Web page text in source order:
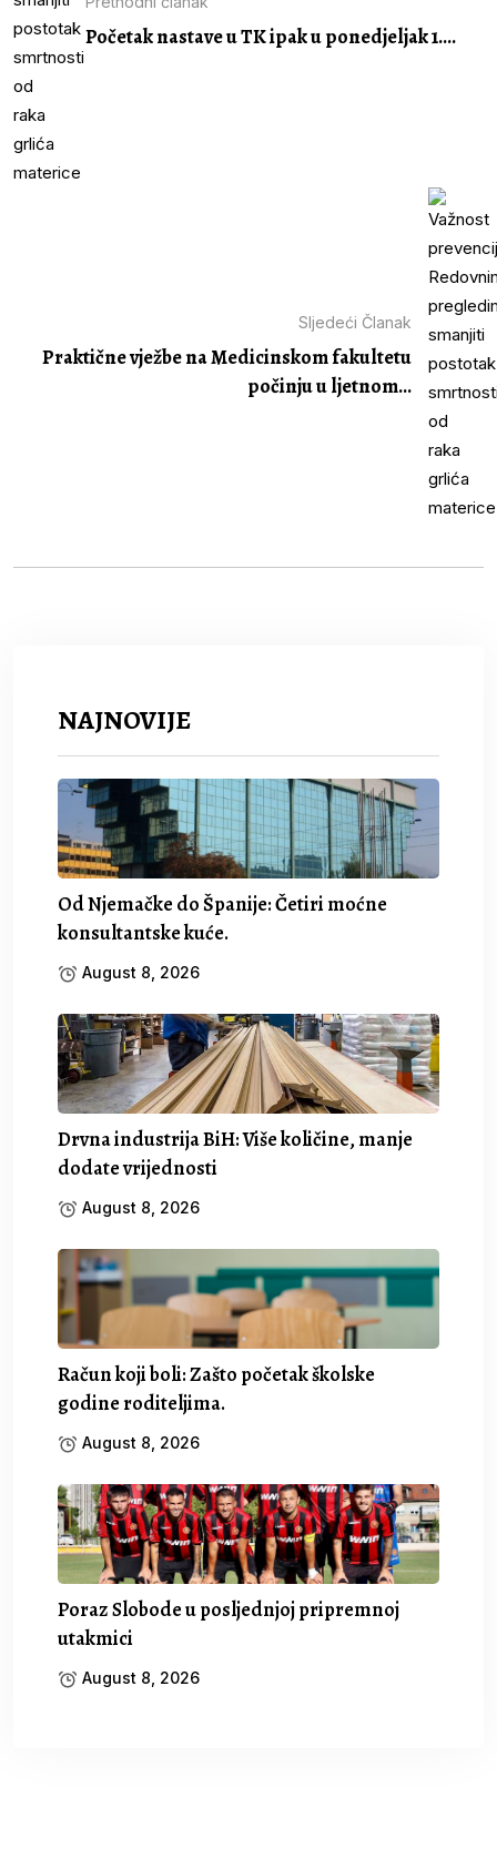
Početak nastave u TK ipak u ponedjeljak 1....
Sljedeći Članak
Praktične vježbe na Medicinskom fakultetu
počinju u ljetnom...
NAJNOVIJE
Od Njemačke do Španije: Četiri moćne
konsultantske kuće.
August 8, 2026
Drvna industrija BiH: Više količine, manje
dodate vrijednosti
August 8, 2026
Račun koji boli: Zašto početak školske
godine roditeljima.
August 8, 2026
Poraz Slobode u posljednjoj pripremnoj
utakmici
August 8, 2026